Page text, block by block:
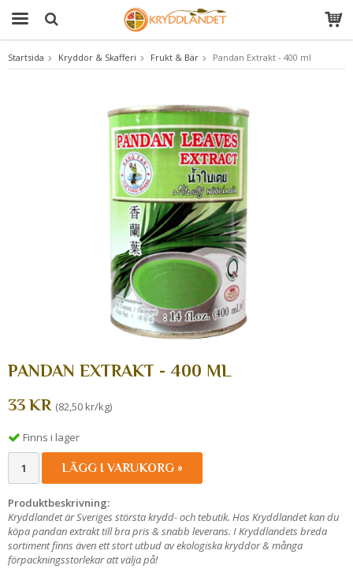
Produkten har blivit tillagd i varukorgen
Startsida Kryddor & Skafferi Frukt & Bär Pandan Extrakt - 400 ml
PANDAN EXTRAKT - 400 ML
33 KR (82,50 kr/kg)
Finns i lager
LÄGG I VARUKORG »
Produktbeskrivning:
Kryddlandet är Sveriges största krydd- och tebutik. Hos Kryddlandet kan du
köpa pandan extrakt till bra pris & snabb leverans. I Kryddlandets breda
sortiment finns även ett stort utbud av ekologiska kryddor & många
förpackningsstorlekar att välja på!